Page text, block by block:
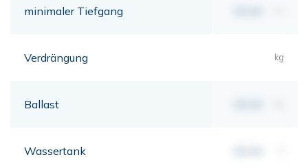
minimaler Tiefgang
Verdrängung kg
Ballast
Wassertank